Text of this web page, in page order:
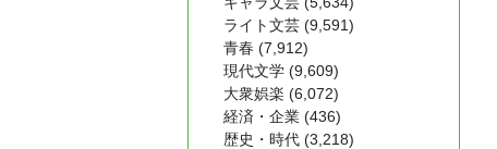
ライト文芸 (9,591)
青春 (7,912)
現代文学 (9,609)
大衆娯楽 (6,072)
経済・企業 (436)
歴史・時代 (3,218)